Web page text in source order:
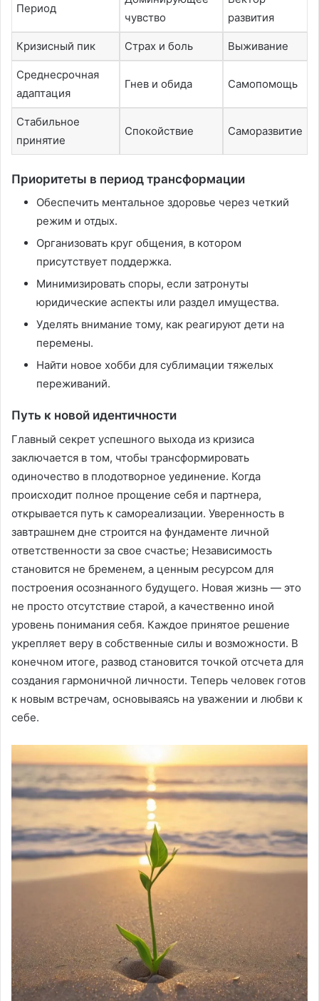
Период
чувство
развития
Кризисный пик Страх и боль Выживание
Среднесрочная
адаптация
Гнев и обида Самопомощь
Стабильное
принятие
Спокойствие Саморазвитие
Приоритеты в период трансформации
Обеспечить ментальное здоровье через четкий
режим и отдых.
Организовать круг общения, в котором
присутствует поддержка.
Минимизировать споры, если затронуты
юридические аспекты или раздел имущества.
Уделять внимание тому, как реагируют дети на
перемены.
Найти новое хобби для сублимации тяжелых
переживаний.
Путь к новой идентичности
Главный секрет успешного выхода из кризиса
заключается в том, чтобы трансформировать
одиночество в плодотворное уединение. Когда
происходит полное прощение себя и партнера,
открывается путь к самореализации. Уверенность в
завтрашнем дне строится на фундаменте личной
ответственности за свое счастье; Независимость
становится не бременем, а ценным ресурсом для
построения осознанного будущего. Новая жизнь — это
не просто отсутствие старой, а качественно иной
уровень понимания себя. Каждое принятое решение
укрепляет веру в собственные силы и возможности. В
конечном итоге, развод становится точкой отсчета для
создания гармоничной личности. Теперь человек готов
к новым встречам, основываясь на уважении и любви к
себе.